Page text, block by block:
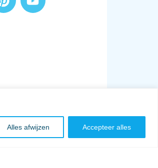
Alles afwijzen Accepteer alles